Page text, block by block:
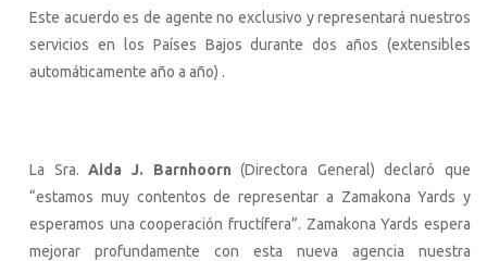
Este acuerdo es de agente no exclusivo y representará nuestros
servicios en los Países Bajos durante dos años (extensibles
automáticamente año a año) .
La Sra.Aida J. Barnhoorn (Directora General) declaró que
“estamos muy contentos de representar a Zamakona Yards y
esperamos una cooperación fructífera”. Zamakona Yards espera
mejorar profundamente con esta nueva agencia nuestra